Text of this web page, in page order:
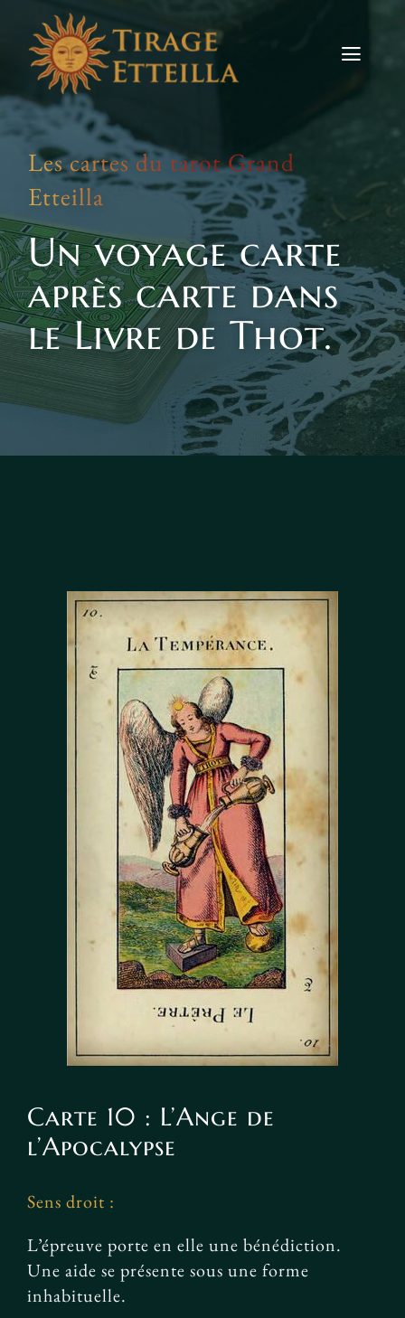
content
Toggle
Tirages
Etteilla
Signes
Actus
Contact
TIRER LES CARTES
Facebook
Les cartes du tarot Grand
Etteilla
Un voyage carte
après carte dans
le Livre de Thot.
Carte 10 : L’Ange de
l’Apocalypse
Sens droit :
L’épreuve porte en elle une bénédiction.
Une aide se présente sous une forme
inhabituelle.